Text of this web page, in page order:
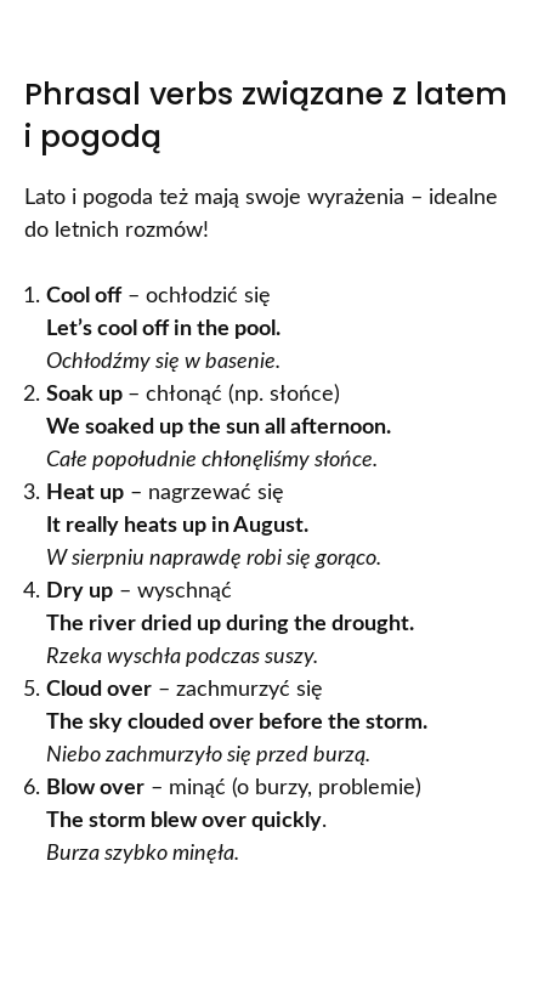
Phrasal verbs związane z latem
i pogodą
Lato i pogoda też mają swoje wyrażenia – idealne
do letnich rozmów!
Cool off– ochłodzić się
Let’s cool off in the pool.
Ochłodźmy się w basenie.
Soak up – chłonąć (np. słońce)
We soaked up the sun all afternoon.
Całe popołudnie chłonęliśmy słońce.
Heat up – nagrzewać się
It really heats up in August.
W sierpniu naprawdę robi się gorąco.
Dry up – wyschnąć
The river dried up during the drought.
Rzeka wyschła podczas suszy.
Cloud over – zachmurzyć się
The sky clouded over before the storm.
Niebo zachmurzyło się przed burzą.
Blow over – minąć (o burzy, problemie)
The storm blew over quickly.
Burza szybko minęła.